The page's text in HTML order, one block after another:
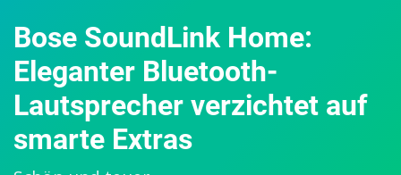
Bose SoundLink Home:
Eleganter Bluetooth-
Lautsprecher verzichtet auf
smarte Extras